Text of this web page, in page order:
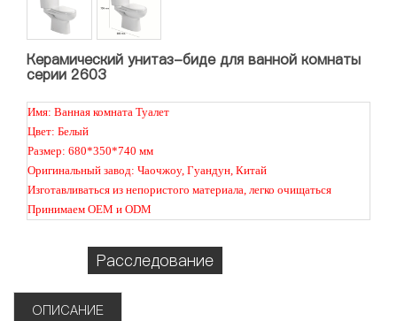
Керамический унитаз-биде для ванной комнаты
серии 2603
Имя: Ванная комната Туалет
Цвет: Белый
Размер: 680*350*740 мм
Оригинальный завод: Чаочжоу, Гуандун, Китай
Изготавливаться из непористого материала, легко очищаться
Принимаем OEM и ODM
Расследование
ОПИСАНИЕ